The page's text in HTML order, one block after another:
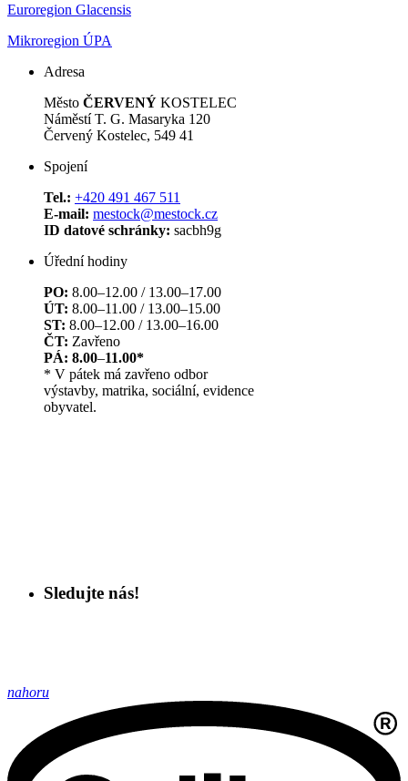
Euroregion Glacensis
Mikroregion ÚPA
Adresa
Město ČERVENÝ KOSTELEC
Náměstí T. G. Masaryka 120
Červený Kostelec, 549 41
Spojení
Tel.: +420 491 467 511
E-mail: mestock@mestock.cz
ID datové schránky: sacbh9g
Úřední hodiny
PO: 8.00–12.00 / 13.00–17.00
ÚT: 8.00–11.00 / 13.00–15.00
ST: 8.00–12.00 / 13.00–16.00
ČT: Zavřeno
PÁ: 8.00–11.00*
* V pátek má zavřeno odbor
výstavby, matrika, sociální, evidence
obyvatel.
Sledujte nás!
nahoru